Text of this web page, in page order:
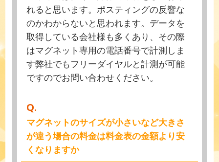
れると思います。ポスティングの反響な
のかわからないと思われます。データを
取得している会社様も多くあり、その際
はマグネット専用の電話番号で計測しま
す弊社でもフリーダイヤルと計測が可能
ですのでお問い合わせください。
Q.
マグネットのサイズが小さいなど大きさ
が違う場合の料金は料金表の金額より安
くなりますか